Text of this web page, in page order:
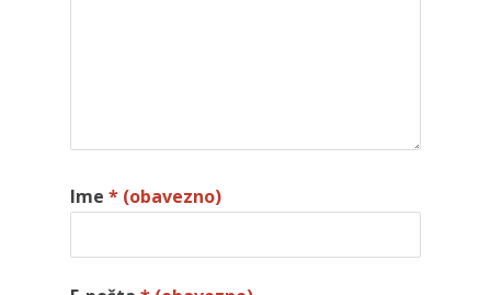
Ime * (obavezno)